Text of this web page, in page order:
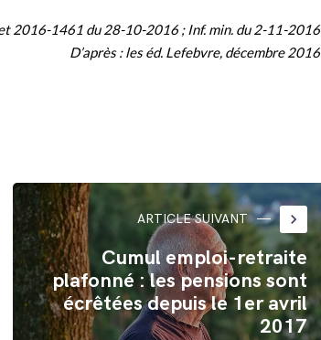
2016-1461 du 28-10-2016 ; Inf. min. du 2-11-2016
D’après : les éd. Lefebvre, décembre 2016
ARTICLE SUIVANT keyboard_arrow_right
Cumul emploi-retraite
plafonné : les pensions sont
écrêtées depuis le 1er avril
2017